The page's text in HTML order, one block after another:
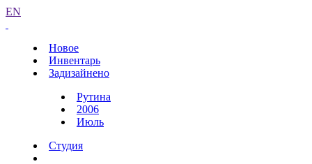
EN
Новое
Инвентарь
Задизайнено
Рутина
2006
Июль
Студия